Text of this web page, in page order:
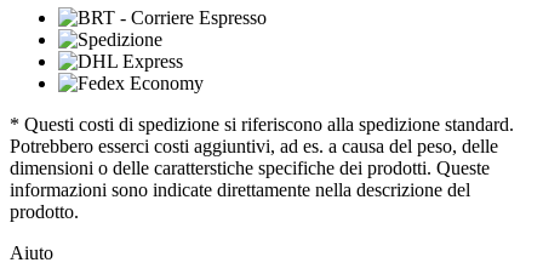
* Questi costi di spedizione si riferiscono alla spedizione standard.
Potrebbero esserci costi aggiuntivi, ad es. a causa del peso, delle
dimensioni o delle caratterstiche specifiche dei prodotti. Queste
informazioni sono indicate direttamente nella descrizione del
prodotto.
Aiuto